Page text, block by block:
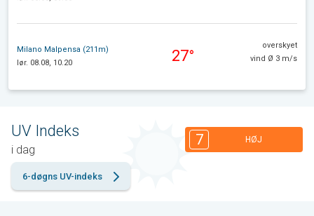
Milano Malpensa (211m)
lør. 08.08, 10.20
27°
overskyet
vind Ø 3 m/s
UV Indeks
i dag
7 HØJ
6-døgns UV-indeks